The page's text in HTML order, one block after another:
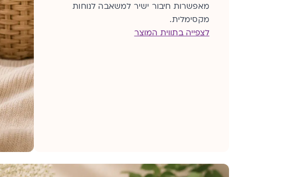
מאפשרות חיבור ישיר למשאבה לנוחות
מקסימלית.
לצפייה בתווית המוצר